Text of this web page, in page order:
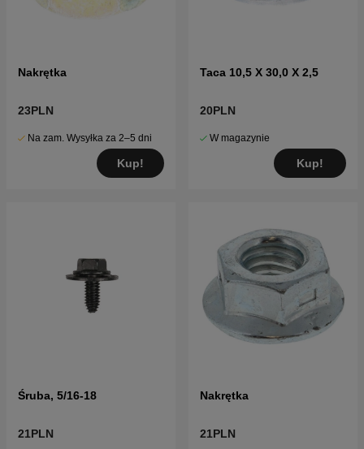
Nakrętka
23PLN
Na zam. Wysyłka za 2–5 dni
Kup!
Taca 10,5 X 30,0 X 2,5
20PLN
W magazynie
Kup!
Śruba, 5/16-18
21PLN
Nakrętka
21PLN